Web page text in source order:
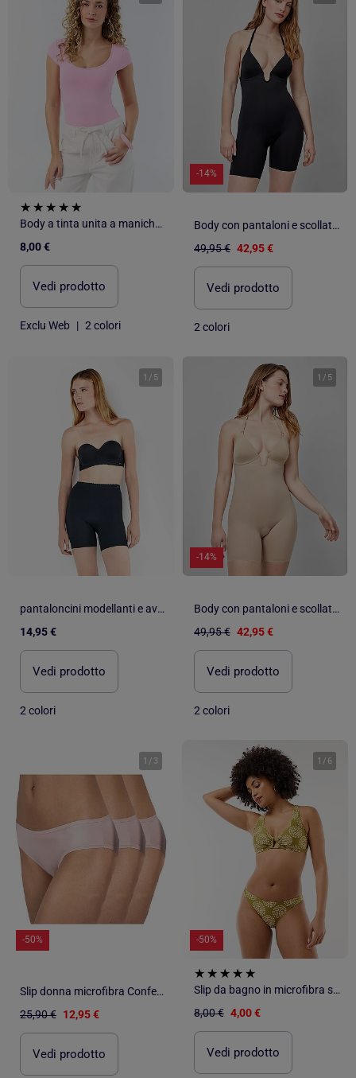
Body a tinta unita a maniche corte
8,00 €
Vedi prodotto
Exclu Web | 2 colori
-14%
Body con pantaloni e scollatura estrema
49,95 € 42,95 €
Vedi prodotto
2 colori
1 / 5
pantaloncini modellanti e avvolgenti in tessuto microfibra
14,95 €
Vedi prodotto
2 colori
1 / 5
-14%
Body con pantaloni e scollatura estrema
49,95 € 42,95 €
Vedi prodotto
2 colori
1 / 3
-50%
Slip donna microfibra Confezione da 3
25,90 € 12,95 €
Vedi prodotto
1 / 6
-50%
Slip da bagno in microfibra stampata
8,00 € 4,00 €
Vedi prodotto